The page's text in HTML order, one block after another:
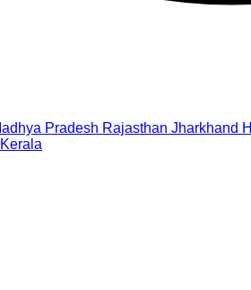
Pradesh Rajasthan Jharkhand
Kerala